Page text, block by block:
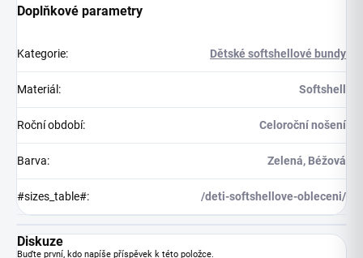
Doplňkové parametry
Kategorie: Dětské softshellové bundy
Materiál : Softshell
Roční období: Celoroční nošení
Barva: Zelená, Béžová
#sizes_table#: /deti-softshellove-obleceni/
Diskuze
Buďte první, kdo napíše příspěvek k této položce.